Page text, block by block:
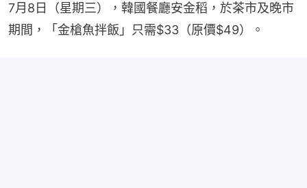
7月8日（星期三），韓國餐廳安金稻，於茶市及晚市
期間，「金槍魚拌飯」只需$33（原價$49）。